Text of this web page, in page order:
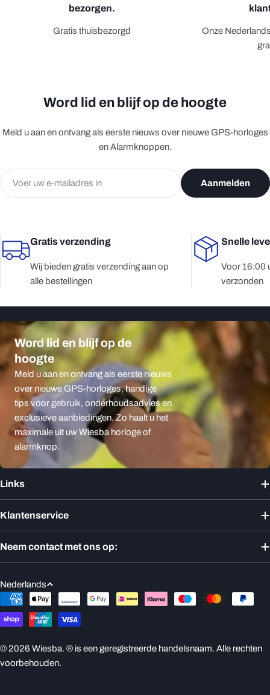
bezorgen.
Gratis thuisbezorgd
Onze
Word lid en blijf op de hoogte
Meld u aan en ontvang als eerste nieuws over nieuwe GPS-horloges
en Alarmknoppen.
E-
mail
Aanmelden
Gratis verzending
Wij bieden gratis verzending aan op
alle bestellingen
Snelle
Voor 16:00
verzonden
Word lid en blijf op de
hoogte
Meld u aan en ontvang als eerste nieuws
over nieuwe GPS-horloges, handige
tips voor gebruik, onderhoudsadvies en
exclusieve aanbiedingen. Zo haalt u het
maximale uit uw Wiesba horloge of
alarmknop.
Links
Klantenservice
Neem contact met ons op:
T
a
l
Nederlands
Betaalmethoden
© 2026 Wiesba. ® is een geregistreerde handelsnaam. Alle rechten
voorbehouden.